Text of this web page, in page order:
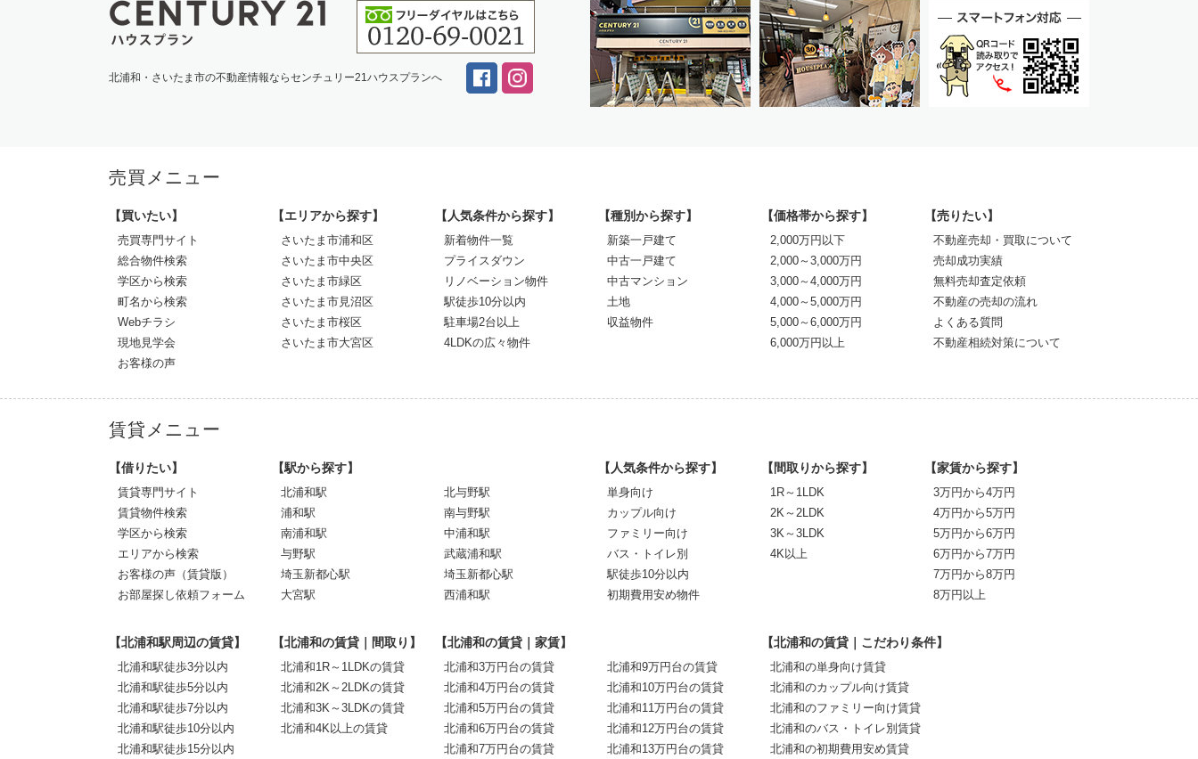
北浦和・さいたま市の不動産情報ならセンチュリー21ハウスプランへ
売買メニュー
【買いたい】
売買専門サイト
総合物件検索
学区から検索
町名から検索
Webチラシ
現地見学会
お客様の声
【エリアから探す】
さいたま市浦和区
さいたま市中央区
さいたま市緑区
さいたま市見沼区
さいたま市桜区
さいたま市大宮区
【人気条件から探す】
新着物件一覧
プライスダウン
リノベーション物件
駅徒歩10分以内
駐車場2台以上
4LDKの広々物件
【種別から探す】
新築一戸建て
中古一戸建て
中古マンション
土地
収益物件
【価格帯から探す】
2,000万円以下
2,000～3,000万円
3,000～4,000万円
4,000～5,000万円
5,000～6,000万円
6,000万円以上
【売りたい】
不動産売却・買取について
売却成功実績
無料売却査定依頼
不動産の売却の流れ
よくある質問
不動産相続対策について
賃貸メニュー
【借りたい】
賃貸専門サイト
賃貸物件検索
学区から検索
エリアから検索
お客様の声（賃貸版）
お部屋探し依頼フォーム
【駅から探す】
北浦和駅
浦和駅
南浦和駅
与野駅
埼玉新都心駅
大宮駅
北与野駅
南与野駅
中浦和駅
武蔵浦和駅
埼玉新都心駅
西浦和駅
【人気条件から探す】
単身向け
カップル向け
ファミリー向け
バス・トイレ別
駅徒歩10分以内
初期費用安め物件
【間取りから探す】
1R～1LDK
2K～2LDK
3K～3LDK
4K以上
【家賃から探す】
3万円から4万円
4万円から5万円
5万円から6万円
6万円から7万円
7万円から8万円
8万円以上
【北浦和駅周辺の賃貸】
北浦和駅徒歩3分以内
北浦和駅徒歩5分以内
北浦和駅徒歩7分以内
北浦和駅徒歩10分以内
北浦和駅徒歩15分以内
【北浦和の賃貸｜間取り】
北浦和1R～1LDKの賃貸
北浦和2K～2LDKの賃貸
北浦和3K～3LDKの賃貸
北浦和4K以上の賃貸
【北浦和の賃貸｜家賃】
北浦和3万円台の賃貸
北浦和4万円台の賃貸
北浦和5万円台の賃貸
北浦和6万円台の賃貸
北浦和7万円台の賃貸
北浦和9万円台の賃貸
北浦和10万円台の賃貸
北浦和11万円台の賃貸
北浦和12万円台の賃貸
北浦和13万円台の賃貸
【北浦和の賃貸｜こだわり条件】
北浦和の単身向け賃貸
北浦和のカップル向け賃貸
北浦和のファミリー向け賃貸
北浦和のバス・トイレ別賃貸
北浦和の初期費用安め賃貸